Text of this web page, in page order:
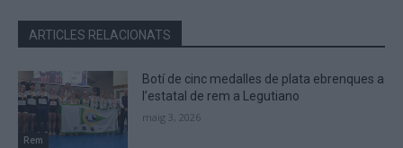
ARTICLES RELACIONATS
Rem
Botí de cinc medalles de plata ebrenques a
l’estatal de rem a Legutiano
maig 3, 2026